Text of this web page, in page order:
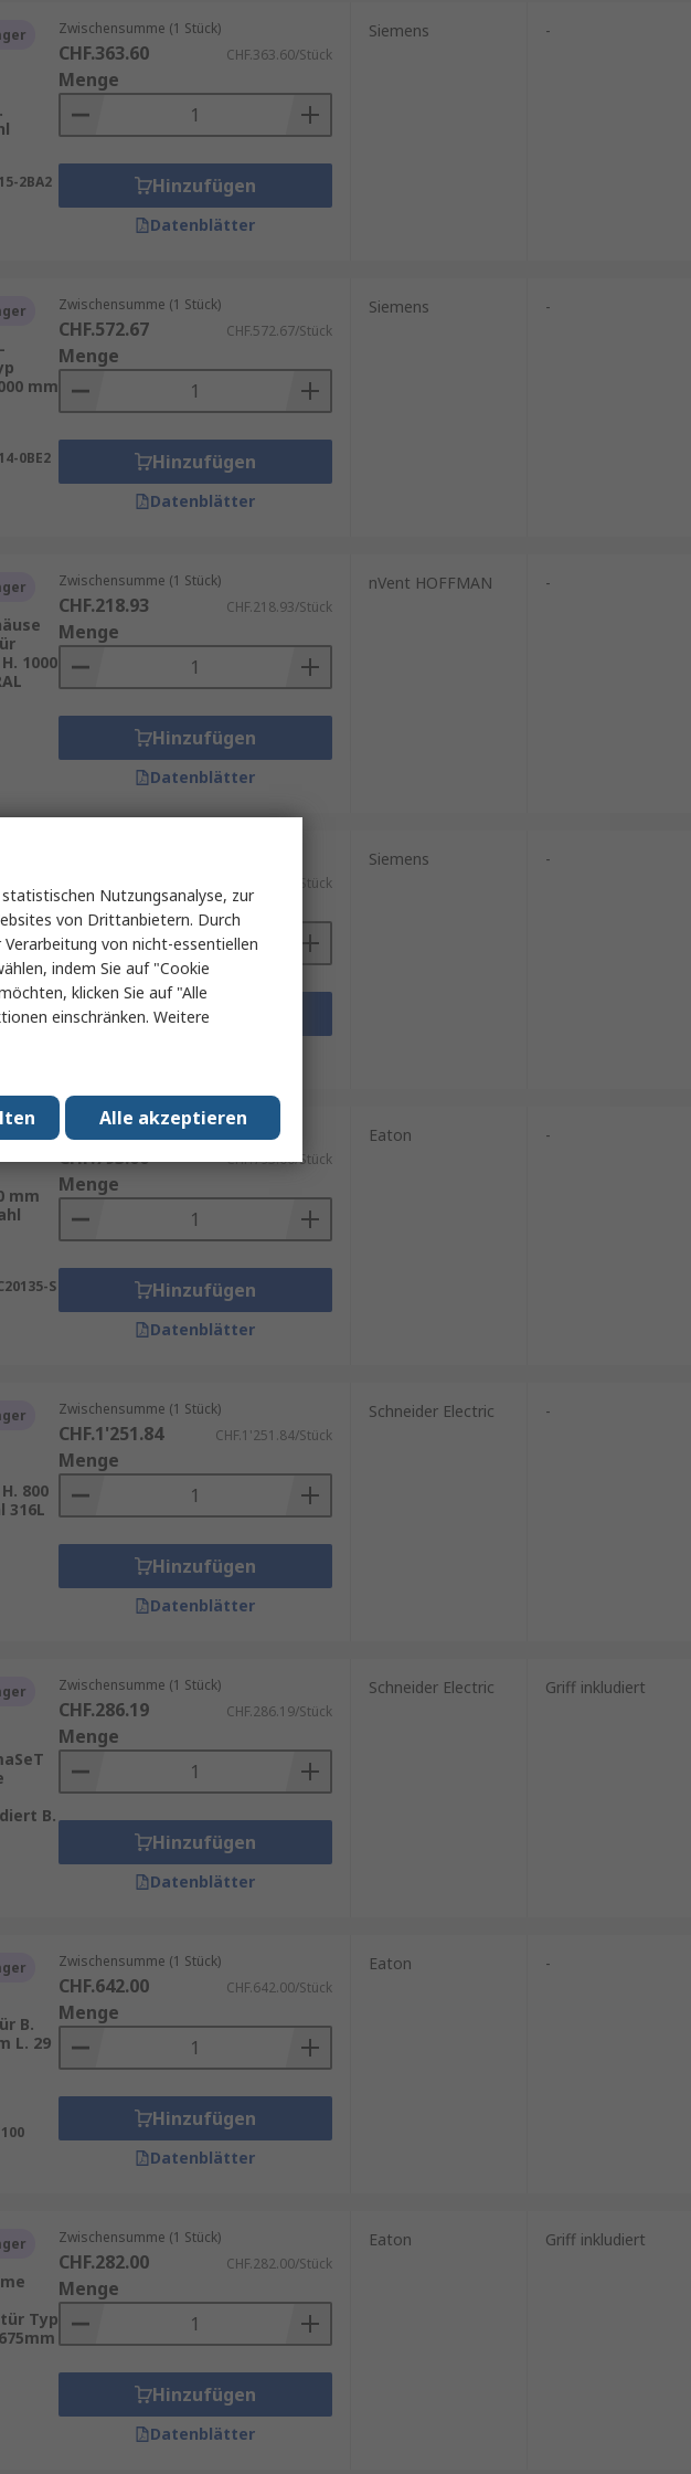
robuste Bauweise tragen dazu bei, dass
zu müssen.
2BA2
Zwischensumme (1 Stück)
CHF.363.60 CHF.363.60/Stück
Menge
Hinzufügen
Datenblätter
Siemens -
mm
0BE2
Zwischensumme (1 Stück)
CHF.572.67 CHF.572.67/Stück
Menge
Hinzufügen
Datenblätter
Siemens -
1000
Zwischensumme (1 Stück)
CHF.218.93 CHF.218.93/Stück
Menge
Hinzufügen
Datenblätter
nVent HOFFMAN -
glatt
3BA2
CHF.424.20/Stück
Menge
Hinzufügen
Siemens -
mm
S
Zwischensumme (1 Stück)
CHF.793.00 CHF.793.00/Stück
Menge
Hinzufügen
Datenblätter
Eaton -
800
316L
Zwischensumme (1 Stück)
CHF.1'251.84 CHF.1'251.84/Stück
Menge
Hinzufügen
Datenblätter
Schneider Electric -
B.
Zwischensumme (1 Stück)
CHF.286.19 CHF.286.19/Stück
Menge
Hinzufügen
Datenblätter
Schneider Electric Griff inkludiert
B.
L. 29
Zwischensumme (1 Stück)
CHF.642.00 CHF.642.00/Stück
Menge
Hinzufügen
Datenblätter
Eaton -
Typ
Zwischensumme (1 Stück)
CHF.282.00 CHF.282.00/Stück
Menge
Hinzufügen
Datenblätter
Eaton Griff inkludiert
Nutzungsanalyse, zur
von Drittanbietern. Durch
von nicht-essentiellen
indem Sie auf "Cookie
klicken Sie auf "Alle
einschränken. Weitere
Alle akzeptieren